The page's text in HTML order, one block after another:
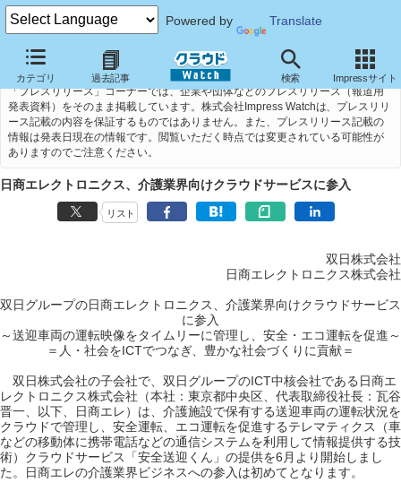
Powered by Translate
カテゴリ 過去記事 検索 Impressサイト
「プレスリリース」コーナーでは、企業や団体などのプレスリリース（報道用
発表資料）をそのまま掲載しています。株式会社Impress Watchは、プレスリリ
ース記載の内容を保証するものではありません。また、プレスリリース記載の
情報は発表日現在の情報です。閲覧いただく時点では変更されている可能性が
ありますのでご注意ください。
日商エレクトロニクス、介護業界向けクラウドサービスに参入
リスト
双日株式会社
日商エレクトロニクス株式会社
双日グループの日商エレクトロニクス、介護業界向けクラウドサービス
に参入
～送迎車両の運転映像をタイムリーに管理し、安全・エコ運転を促進～
＝人・社会をICTでつなぎ、豊かな社会づくりに貢献＝
双日株式会社の子会社で、双日グループのICT中核会社である日商エ
レクトロニクス株式会社（本社：東京都中央区、代表取締役社長：瓦谷
晋一、以下、日商エレ）は、介護施設で保有する送迎車両の運転状況を
クラウドで管理し、安全運転、エコ運転を促進するテレマティクス（車
などの移動体に携帯電話などの通信システムを利用して情報提供する技
術）クラウドサービス「安全送迎くん」の提供を6月より開始しまし
た。日商エレの介護業界ビジネスへの参入は初めてとなります。